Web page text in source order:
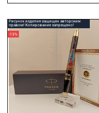
Рисунок изделия защищен авторским
правом! Копирование запрещено!
-13%